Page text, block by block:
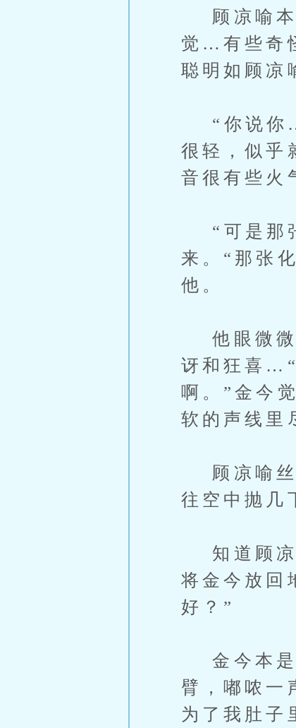
顾凉喻本
觉…有些奇
聪明如顾凉
“你说你…
很轻，似乎
音很有些
“可是那
来。“那张
他。
他眼微微
讶和狂喜…“
啊。”金今
软的声线里
顾凉喻丝
往空中抛几
知道顾凉
将金今放回
好？”
金今本是
臂，嘟哝一
为了我肚子